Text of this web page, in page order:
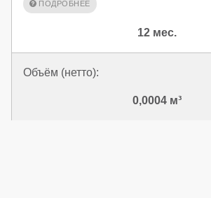
12 мес.
Объём (нетто):
0,0004 м³